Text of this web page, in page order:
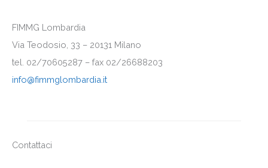
FIMMG Lombardia
Via Teodosio, 33 – 20131 Milano
tel. 02/70605287 – fax 02/26688203
info@fimmglombardia.it
Contattaci